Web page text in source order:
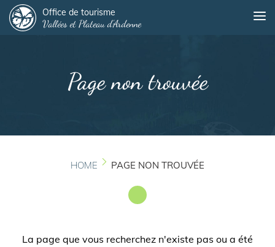
en
gaan
Office de tourisme
Vallées et Plateau d'Ardenne
Page non trouvée
HOME PAGE NON TROUVÉE
La page que vous recherchez n'existe pas ou a été
Panneau de gestion des cookies